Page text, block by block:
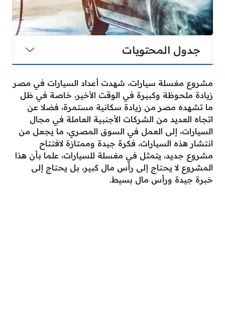
جدول المحتويات
مشروع مغسلة سيارات، شهدت أعداد السيارات في مصر
زيادة ملحوظة وكبيرة في الوقت الأخير، خاصة في ظل
ما تشهده مصر من زيادة سكانية مستمرة، فضلا عن
اتجاه العديد من الشركات الأجنبية العاملة في مجال
السيارات، إلى العمل في السوق المصري، ما يجعل من
انتشار هذه السيارات، فكرة جيدة وممتازة لافتتاح
مشروع جديد، يتمثل في مغسلة للسيارات، علما بأن هذا
المشروع لا يحتاج إلى رأس مال كبير، بل يحتاج إلى
خبرة جيدة ورأس مال بسيط.